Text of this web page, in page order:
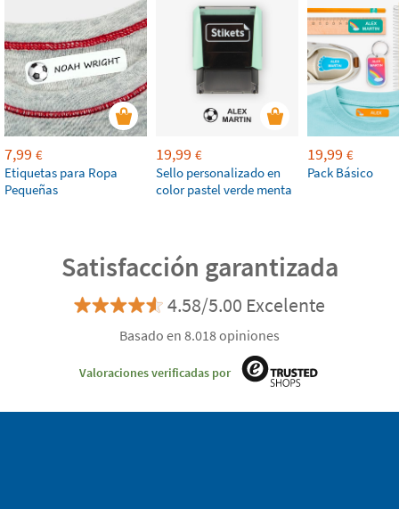
7,99 €
Etiquetas para Ropa
Pequeñas
19,99 €
Sello personalizado en
color pastel verde menta
19,99 €
Pack Básico
Satisfacción garantizada
4.58/5.00 Excelente
Basado en 8.018 opiniones
Valoraciones verificadas por